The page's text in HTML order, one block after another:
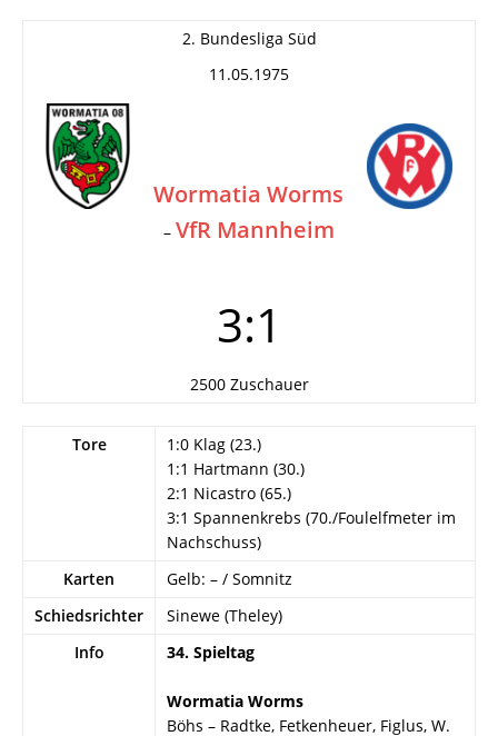
2. Bundesliga Süd
11.05.1975
Wormatia Worms
– VfR Mannheim
3:1
2500 Zuschauer
Tore
1:0 Klag (23.)
1:1 Hartmann (30.)
2:1 Nicastro (65.)
3:1 Spannenkrebs (70./Foulelfmeter im
Nachschuss)
Karten
Gelb: – / Somnitz
Schiedsrichter
Sinewe (Theley)
Info
34. Spieltag
Wormatia Worms
Böhs – Radtke, Fetkenheuer, Figlus, W.